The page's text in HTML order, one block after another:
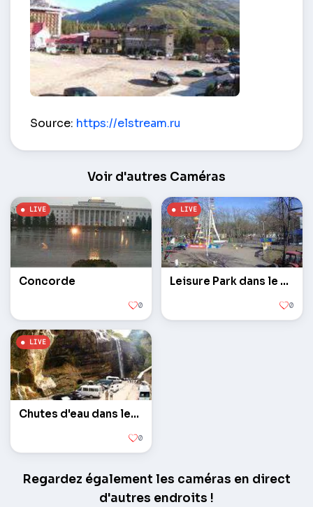
Source: https://elstream.ru
Voir d'autres Caméras
Concorde
0
Leisure Park dans le centre de
0
Chutes d'eau dans les gorges de Chegem
0
Regardez également les caméras en direct
d'autres endroits !